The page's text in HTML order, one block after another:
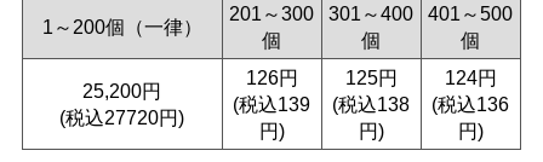
1～200個（一律）
201～300
個
301～400
個
401～500
個
25,200円
(税込27720円)
126円
(税込139
円)
125円
(税込138
円)
124円
(税込136
円)